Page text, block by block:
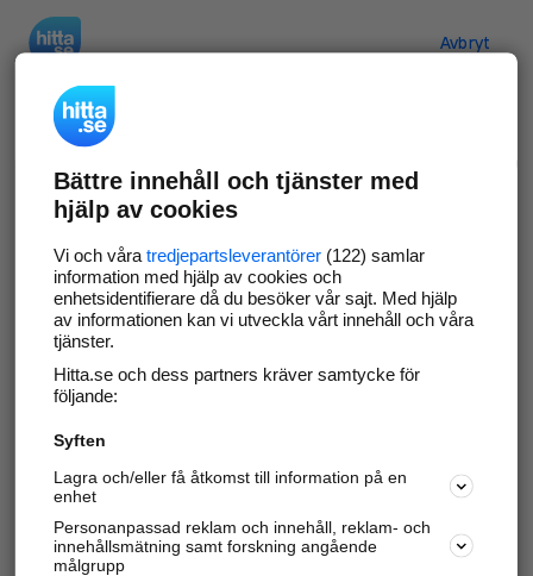
Avbryt
Verifiera ditt företag
Gör som 69 550företag
företagssida på hitta.se och syns bättre mot
kunder i ditt närområde. Helt kostnadsfritt.
Uppdatera din företagsinformation
Svara på och hantera dina omdömen
Har du redan verifierat ditt företag? Logga in
Bättre innehåll och tjänster med
hjälp av cookies
Vi och våra tredjepartsleverantörer(122) samlar
information med hjälp av cookies och
enhetsidentifierare då du besöker vår sajt. Med hjälp
av informationen kan vi utveckla vårt innehåll och våra
tjänster.
Hitta.se och dess partners kräver samtycke för
följande:
Syften
Lagra och/eller få åtkomst till information på en
enhet
Personanpassad reklam och innehåll, reklam- och
innehållsmätning samt forskning angående
målgrupp